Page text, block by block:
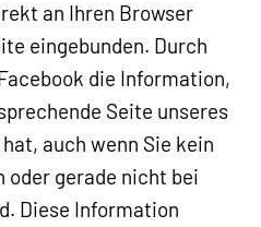
an Ihren Browser
eingebunden. Durch
die Information,
Seite unseres
auch wenn Sie kein
oder gerade nicht bei
Diese Information